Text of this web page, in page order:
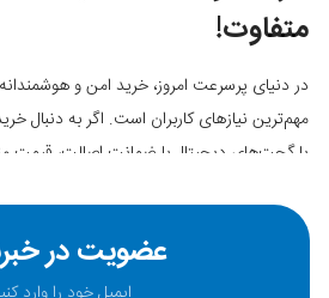
متفاوت!
در دنیای پرسرعت امروز، خرید امن و
مهم‌ترین نیازهای کاربران است. اگر به دنبال
یا گجت‌های دیجیتال با ضمانت اصالت، قیمت
موبایل۱۴۰؛ تجربه‌ای
عضویت در